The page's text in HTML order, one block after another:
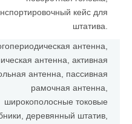
кейс для
штатива.
антенна,
антенна, активная
антенна, пассивная
рамочная антенна,
широкополосные токовые
деревянный штатив,